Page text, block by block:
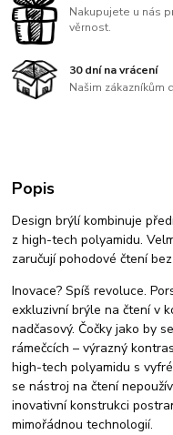
Nakupujete u nás
věrnost.
30 dní na vrácení
Našim zákazníkům
Popis
Design brýlí kombinuje
z high-tech polyamidu.
zaručují pohodové čtení
Inovace? Spíš revoluce.
exkluzivní brýle na čtení v
nadčasový. Čočky jako by
rámečcích – výrazný
high-tech polyamidu s
se nástroj na čtení
inovativní konstrukci
mimořádnou technologií.